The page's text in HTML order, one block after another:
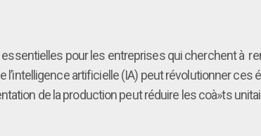
pour les entreprises qui cherchent à
artificielle (IA) peut révolutionner ces
de la production peut réduire les coà»ts